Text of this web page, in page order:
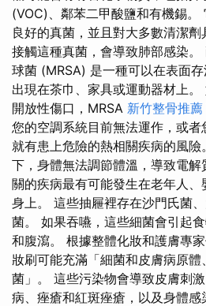
(VOC)、鄰苯二甲酸鹽和有機錫。
良好的真菌，並且對大多數清潔
接觸這種真菌，會導致肺部感染
球菌 (MRSA) 是一種可以在表面
出現在茶巾、家具或運動器材上
開放性傷口，MRSA 新竹整骨推薦
您的空調系統目前無法運作，或
就有患上危險的熱相關疾病的風
下，身體無法調節體溫，導致電
關的疾病最有可能發生在老年人
身上。 這些抽屜裡存在沙門氏菌
菌。 如果吞嚥，這些細菌會引起
和腹瀉。 根據整體化妝和護膚專
妝刷可能充滿「細菌和皮膚病原
菌」。 這些污染物會導致皮膚刺
病、痤瘡和紅斑痤瘡，以及身體感